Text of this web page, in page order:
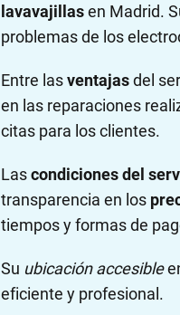
lavavajillasen Madrid.
problemas de los
Entre lasventajasdel
en las reparaciones
citas para los clientes.
Lascondiciones del
transparencia en los
tiempos y formas de
Su ubicación accesible
eficiente y profesional.